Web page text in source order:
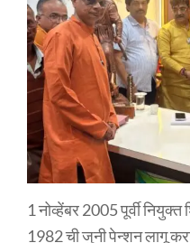
1 नोव्हेंबर 2005 पूर्वी नियुक्त
1982 ची जुनी पेन्शन लागू